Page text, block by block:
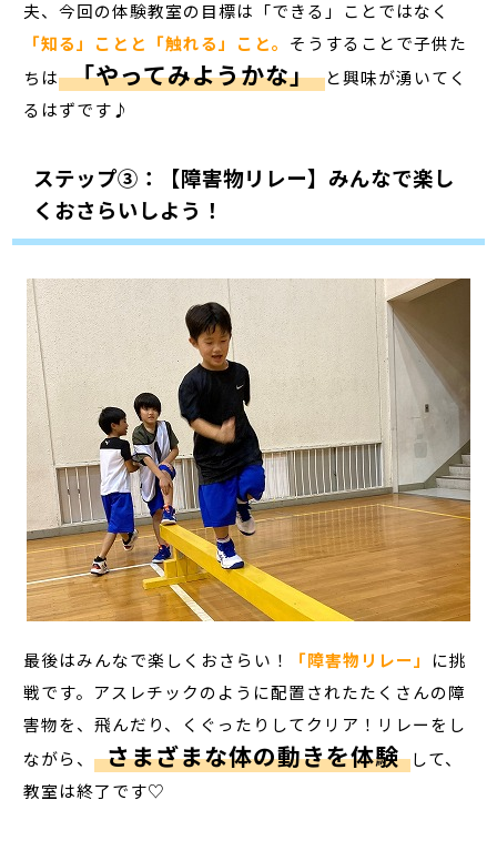
夫、今回の体験教室の目標は「できる」ことではなく
「知る」ことと「触れる」こと。 そうすることで子供た
ちは 「やってみようかな」
と興味が湧いてく
るはずです♪
ステップ③：【障害物リレー】みんなで楽し
くおさらいしよう！
最後はみんなで楽しくおさらい！ 「障害物リレー」 に挑
戦です。アスレチックのように配置されたたくさんの障
害物を、飛んだり、くぐったりしてクリア！リレーをし
ながら、 さまざまな体の動きを体験
して、
教室は終了です♡